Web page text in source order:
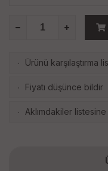
· Ürünü karşılaştırma
· Fiyatı düşünce bildir
· Aklımdakiler